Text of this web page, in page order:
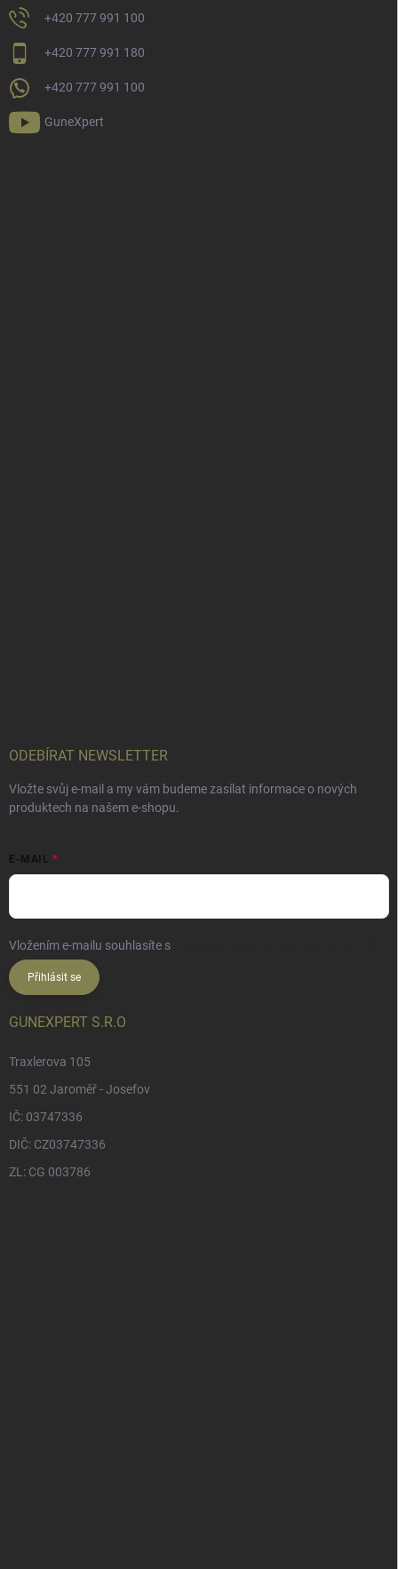
+420 777 991 100
+420 777 991 180
+420 777 991 100
GuneXpert
ODEBÍRAT NEWSLETTER
Vložte svůj e-mail a my vám budeme zasílat informace o nových
produktech na našem e-shopu.
E-MAIL
Vložením e-mailu souhlasíte s
Přihlásit se
GUNEXPERT S.R.O
Traxlerova 105
551 02 Jaroměř - Josefov
IČ: 03747336
DIČ: CZ03747336
ZL: CG 003786